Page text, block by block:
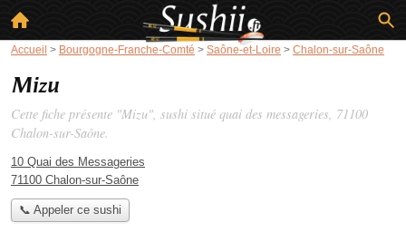
Accueil > Bourgogne-Franche-Comté > Saône-et-Loire > Chalon-sur-Saône
Mizu
Cette fiche présente "Mizu", sushi situé quai des messageries, 71100
Chalon-sur-Saône.
10 Quai des Messageries
71100 Chalon-sur-Saône
📞 Appeler ce sushi